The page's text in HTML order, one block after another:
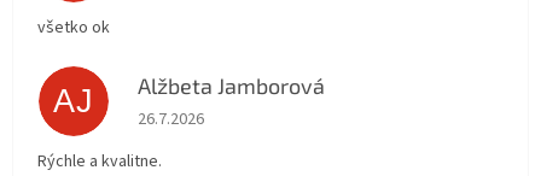
všetko ok
AJ Alžbeta Jamborová
Hodnotenie obchodu je 5 z 5 hviezdičiek.
26.7.2026
Rýchle a kvalitne.